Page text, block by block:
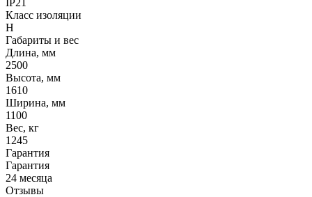
Класс изоляции
Н
Габариты и вес
Длина, мм
2500
Высота, мм
1610
Ширина, мм
1100
Вес, кг
1245
Гарантия
Гарантия
24 месяца
Отзывы